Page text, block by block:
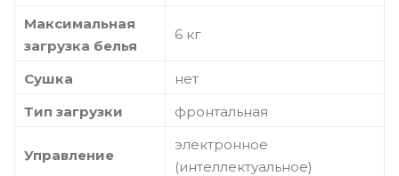
Максимальная
загрузка белья
6 кг
Сушка
нет
Тип загрузки
фронтальная
Управление
электронное
(интеллектуальное)